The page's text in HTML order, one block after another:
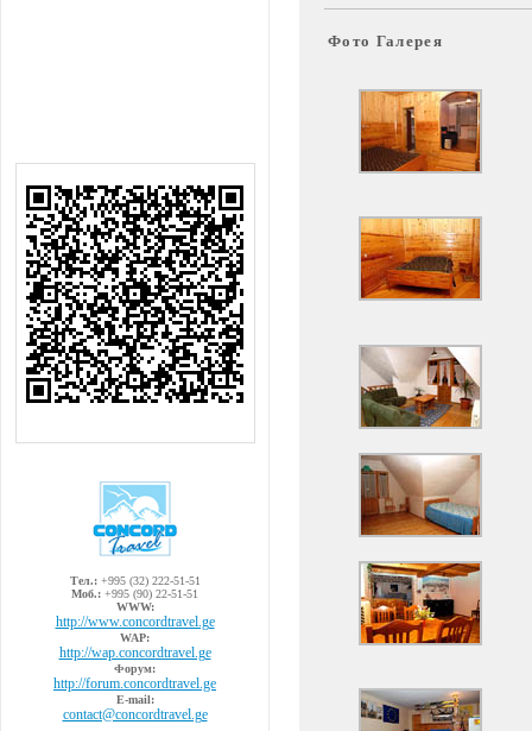
Тел.:+995 (32) 222-51-51
Моб.: +995 (90) 22-51-51
WWW:
http://www.concordtravel.ge
WAP:
http://wap.concordtravel.ge
Форум:
http://forum.concordtravel.ge
E-mail:
contact@concordtravel.ge
Фото Галерея